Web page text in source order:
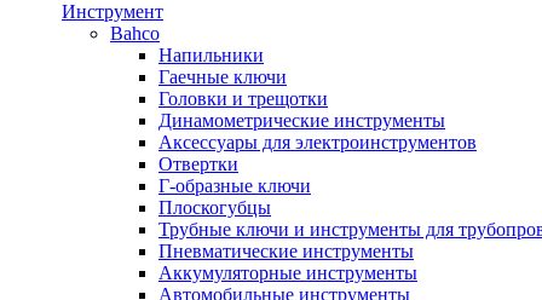
Инструмент
Bahco
Напильники
Гаечные ключи
Головки и трещотки
Динамометрические инструменты
Аксессуары для электроинструментов
Отвертки
Г-образные ключи
Плоскогубцы
Трубные ключи и инструменты для
Пневматические инструменты
Аккумуляторные инструменты
Автомобильные инструменты